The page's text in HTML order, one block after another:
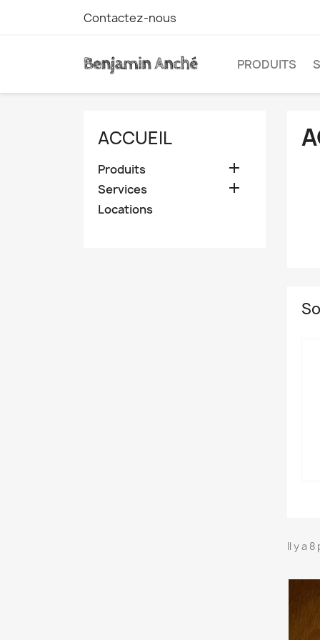
Contactez-nous
PRODUITS
ACCUEIL
Produits 
Services 
Locations
Il y a